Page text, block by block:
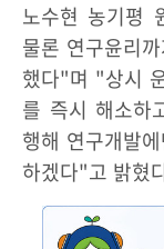
노수현 농기평
물론 연구윤리
했다"며 "상시
를 즉시 해소하
행해 연구개발
하겠다"고 밝혔